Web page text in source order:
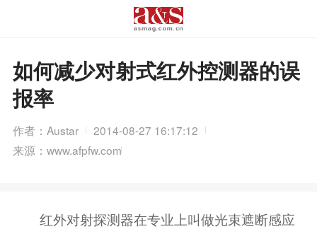
如何减少对射式红外控测器的误
报率
作者：Austar
2014-08-27 16:17:12
来源：www.afpfw.com
红外对射探测器在专业上叫做光束遮断感应